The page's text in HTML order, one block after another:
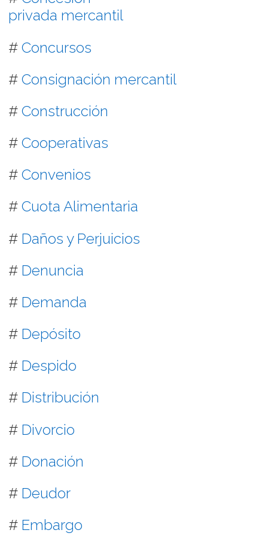
privada mercantil
# Concursos
# Consignación mercantil
# Construcción
# Cooperativas
# Convenios
# Cuota Alimentaria
# Daños y Perjuicios
# Denuncia
# Demanda
# Depósito
# Despido
# Distribución
# Divorcio
# Donación
# Deudor
# Embargo